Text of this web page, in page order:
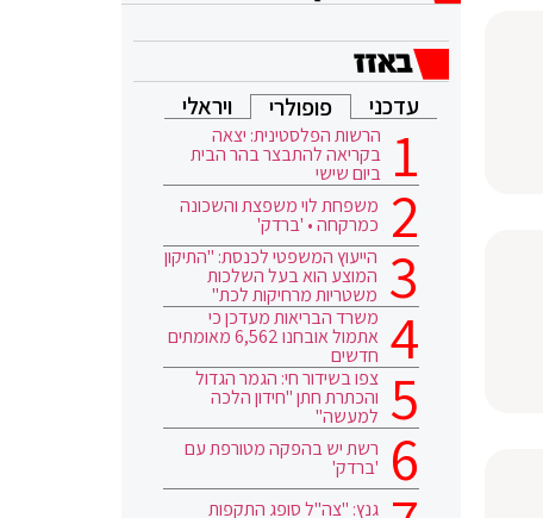
עדכני פופולרי ויראלי
הרשות הפלסטינית: יצאה
בקריאה להתבצר בהר הבית
ביום שישי
משפחת לוי משפצת והשכונה
כמרקחה • 'ברדק'
הייעוץ המשפטי לכנסת: "התיקון
המוצע הוא בעל השלכות
משטריות מרחיקות לכת"
משרד הבריאות מעדכן כי
אתמול אובחנו 6,562 מאומתים
חדשים
צפו בשידור חי: הגמר הגדול
והכתרת חתן "חידון הלכה
למעשה"
רשת יש בהפקה מטורפת עם
'ברדק'
גנץ: "צה"ל סופג התקפות